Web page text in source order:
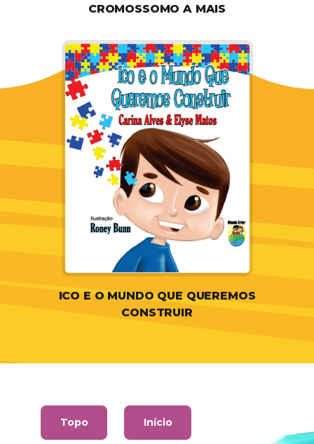
CROMOSSOMO A MAIS
ICO E O MUNDO QUE QUEREMOS
CONSTRUIR
Topo Início